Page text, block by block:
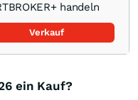
handeln
Verkauf
ein Kauf?